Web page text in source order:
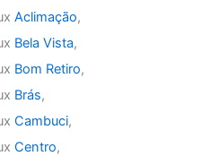
Aclimação,
Bela Vista,
Bom Retiro,
Brás,
Cambuci,
Centro,